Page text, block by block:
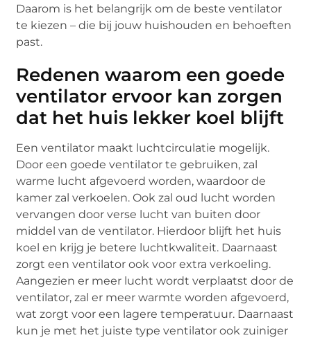
Daarom is het belangrijk om de beste ventilator
te kiezen – die bij jouw huishouden en behoeften
past.
Redenen waarom een goede
ventilator ervoor kan zorgen
dat het huis lekker koel blijft
Een ventilator maakt luchtcirculatie mogelijk.
Door een goede ventilator te gebruiken, zal
warme lucht afgevoerd worden, waardoor de
kamer zal verkoelen. Ook zal oud lucht worden
vervangen door verse lucht van buiten door
middel van de ventilator. Hierdoor blijft het huis
koel en krijg je betere luchtkwaliteit. Daarnaast
zorgt een ventilator ook voor extra verkoeling.
Aangezien er meer lucht wordt verplaatst door de
ventilator, zal er meer warmte worden afgevoerd,
wat zorgt voor een lagere temperatuur. Daarnaast
kun je met het juiste type ventilator ook zuiniger